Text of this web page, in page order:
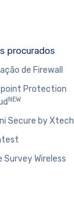
procurados
de Firewall
Protection
NEW
Secure by Xtech
Survey Wireless